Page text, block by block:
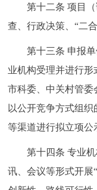
第十二条 项目（
查、行政决策、“二
第十三条 申报单
业机构受理并进行
市科委、中关村管委
以公开竞争方式组
等渠道进行拟立项公
第十四条 专业机
讯、会议等形式开展